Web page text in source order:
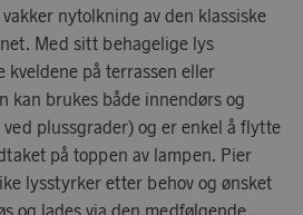
nytolkning av den klassiske
Med sitt behagelige lys
kveldene på terrassen eller
kan brukes både innendørs og
plussgrader) og er enkel å flytte
på toppen av lampen. Pier
lysstyrker etter behov og ønsket
og lades via den medfølgende